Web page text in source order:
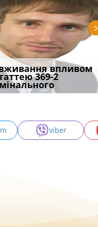
встановив для
шкоди
впливом
369-2
з юристів
а хто зароблятиме
viber